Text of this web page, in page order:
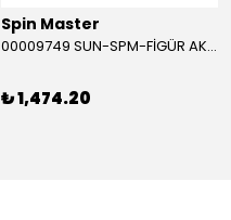
Spin Master
00009749 SUN-SPM-FİGÜR AKS. DORA MİKROFON YAĞMUR ORMANI RİTMİ (DORA) SESLİ
₺ 1,474.20